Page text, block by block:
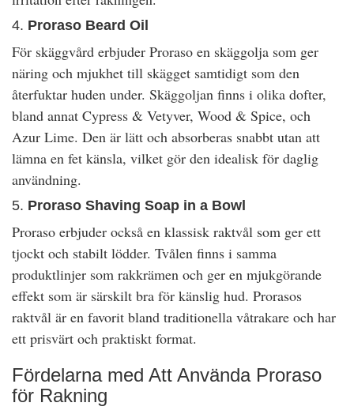
4. Proraso Beard Oil
För skäggvård erbjuder Proraso en skäggolja som ger
näring och mjukhet till skägget samtidigt som den
återfuktar huden under. Skäggoljan finns i olika dofter,
bland annat Cypress & Vetyver, Wood & Spice, och
Azur Lime. Den är lätt och absorberas snabbt utan att
lämna en fet känsla, vilket gör den idealisk för daglig
användning.
5. Proraso Shaving Soap in a Bowl
Proraso erbjuder också en klassisk raktvål som ger ett
tjockt och stabilt lödder. Tvålen finns i samma
produktlinjer som rakkrämen och ger en mjukgörande
effekt som är särskilt bra för känslig hud. Prorasos
raktvål är en favorit bland traditionella våtrakare och har
ett prisvärt och praktiskt format.
Fördelarna med Att Använda Proraso
för Rakning